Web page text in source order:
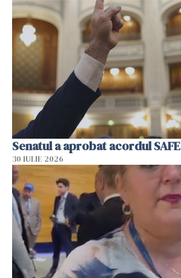
Senatul a aprobat acordul SAFE
30 IULIE 2026